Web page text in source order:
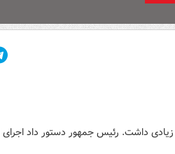
داشت. رئیس جمهور دستور داد